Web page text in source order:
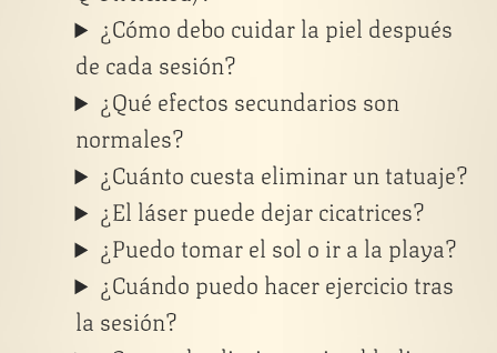
¿Cómo debo cuidar la piel después
de cada sesión?
¿Qué efectos secundarios son
normales?
¿Cuánto cuesta eliminar un tatuaje?
¿El láser puede dejar cicatrices?
¿Puedo tomar el sol o ir a la playa?
¿Cuándo puedo hacer ejercicio tras
la sesión?